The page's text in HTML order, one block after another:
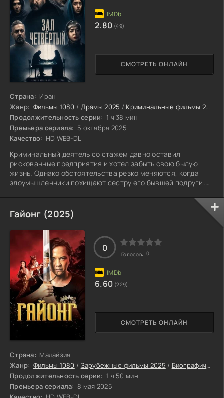
Страна: Иран
Жанр: Фильмы 1080 / Драмы 2025 / Криминальные фильмы 2025
Продолжительность серии: 1 ч 38 мин
Премьера сериала: 5 октября 2025
Качество: HD WEB-DL
Криминальный деятель со стажем давно оставил
рискованные предприятия и хотел забыть свою былую
жизнь. Однако обстоятельства резко меняются, когда
злоумышленники похищают сестру его бывшей подруги.
надеяться бессмысленно. Он возвращается на знакомые
улицы, где когда-то имел власть и держал в страхе
многих. Ради спасения родственницы любимой женщины
ему необходимо снова погрузиться в стихию, которую он
так хотел покинуть, и задействовать прежние
СМОТРЕТЬ ОНЛАЙН
2.80 (49)
Гайонг (2025)
Страна: Малайзия
Жанр: Фильмы 1080 / Зарубежные фильмы 2025 / Биографические фильмы 2025
Продолжительность серии: 1 ч 50 мин
Премьера сериала: 8 мая 2025
СМОТРЕТЬ ОНЛАЙН
0
Голосов: 0
6.60 (229)